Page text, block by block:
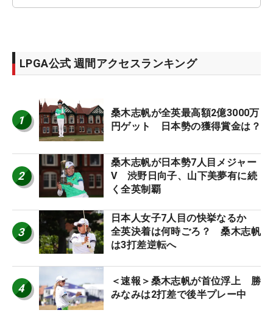
LPGA公式 週間アクセスランキング
1
桑木志帆が全英最高額2億3000万
円ゲット 日本勢の獲得賞金は？
2
桑木志帆が日本勢7人目メジャー
V 渋野日向子、山下美夢有に続
く全英制覇
3
日本人女子7人目の快挙なるか
全英決着は何時ごろ？ 桑木志帆
は3打差逆転へ
4
＜速報＞桑木志帆が首位浮上 勝
みなみは2打差で後半プレー中